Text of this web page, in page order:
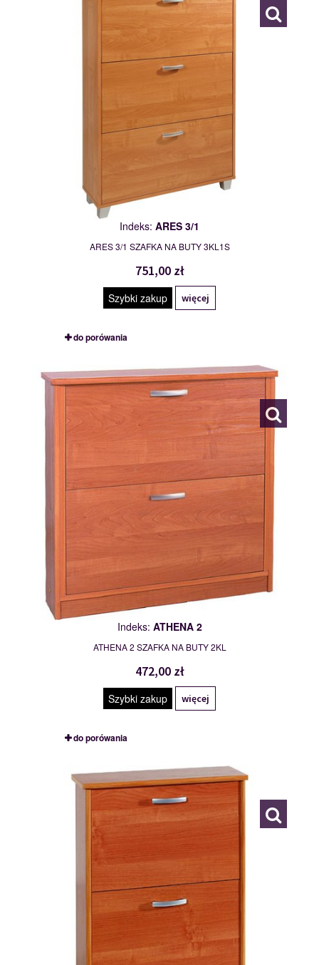
Indeks: ARES 3/1
ARES 3/1 SZAFKA NA BUTY 3KL1S
751,00 zł
Szybki zakup więcej
do porówania
111477
Indeks: ATHENA 2
ATHENA 2 SZAFKA NA BUTY 2KL
472,00 zł
Szybki zakup więcej
do porówania